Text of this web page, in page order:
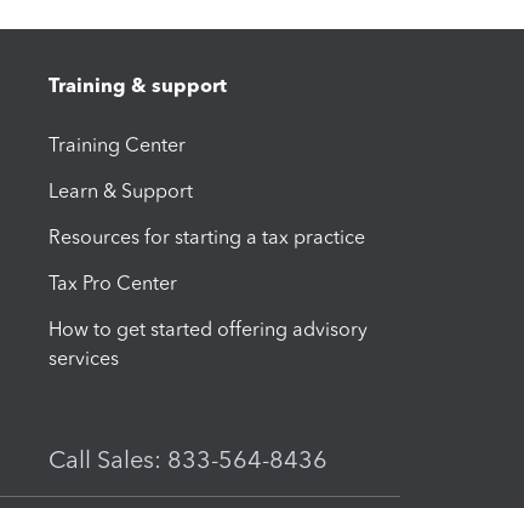
Training & support
Training Center
Learn & Support
Resources for starting a tax practice
Tax Pro Center
How to get started offering advisory
services
Call Sales: 833-564-8436